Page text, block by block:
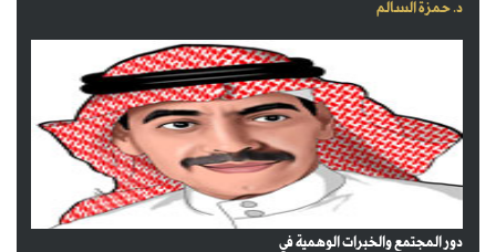
د. حمزة السالم
دور المجتمع والخبرات الوهمية في